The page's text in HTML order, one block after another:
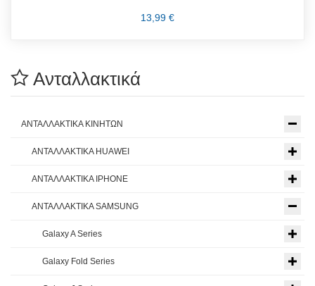
13,99 €
Ανταλλακτικά
ΑΝΤΑΛΛΑΚΤΙΚΑ ΚΙΝΗΤΩΝ
ΑΝΤΑΛΛΑΚΤΙΚΑ HUAWEI
ΑΝΤΑΛΛΑΚΤΙΚΑ IPHONE
ΑΝΤΑΛΛΑΚΤΙΚΑ SAMSUNG
Galaxy A Series
Galaxy Fold Series